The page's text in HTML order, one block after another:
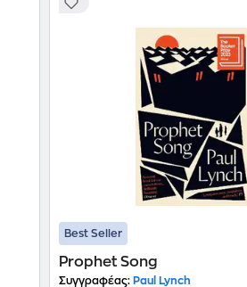
Best Seller
Prophet Song
Συγγραφέας: Paul Lynch